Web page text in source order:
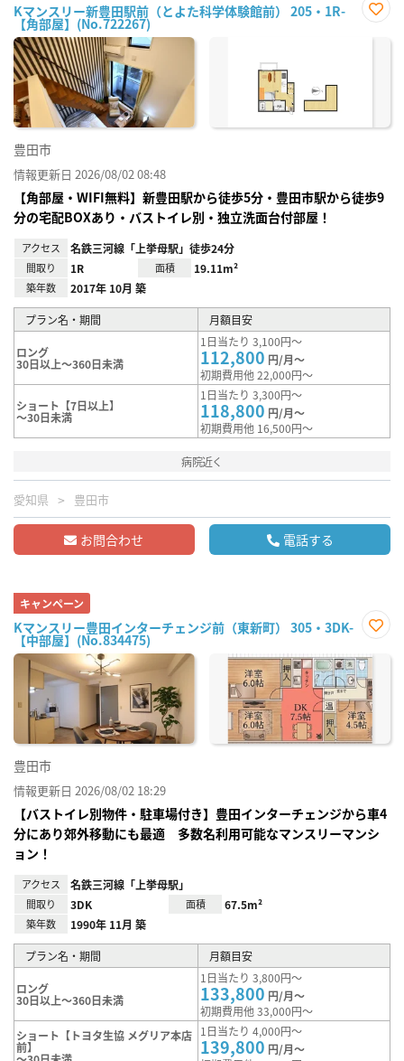
Kマンスリー新豊田駅前（とよた科学体験館前） 205・1R-
【角部屋】(No.722267)
に入
豊田市
情報更新日 2026/08/02 08:48
【角部屋・WIFI無料】新豊田駅から徒歩5分・豊田市駅から徒歩9
分の宅配BOXあり・バストイレ別・独立洗面台付部屋！
アクセス 名鉄三河線「上挙母駅」徒歩24分
間取り 1R 面積 19.11m²
築年数 2017年 10月 築
プラン名・期間 月額目安
ロング
30日以上～360日未満
1日当たり 3,100円～
112,800 円/月～
初期費用他 22,000円～
ショート【7日以上】
～30日未満
1日当たり 3,300円～
118,800 円/月～
初期費用他 16,500円～
病院近く
愛知県 豊田市
お問合わせ 電話する
キャンペーン
Kマンスリー豊田インターチェンジ前（東新町） 305・3DK-
【中部屋】(No.834475)
に入
り登
録
豊田市
情報更新日 2026/08/02 18:29
【バストイレ別物件・駐車場付き】豊田インターチェンジから車4
分にあり郊外移動にも最適 多数名利用可能なマンスリーマンシ
ョン！
アクセス 名鉄三河線「上挙母駅」
間取り 3DK 面積 67.5m²
築年数 1990年 11月 築
プラン名・期間 月額目安
ロング
30日以上～360日未満
1日当たり 3,800円～
133,800 円/月～
初期費用他 33,000円～
ショート【トヨタ生協 メグリア本店
前】
1日当たり 4,000円～
139,800 円/月～